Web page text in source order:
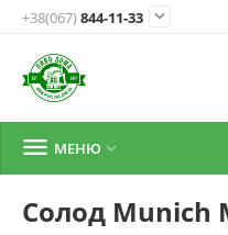
+38(067)844-11-33 
 МЕНЮ 
Солод Munich